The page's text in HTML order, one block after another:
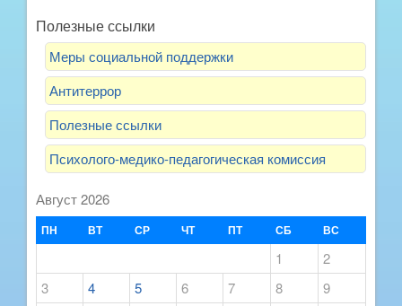
Полезные ссылки
Меры социальной поддержки
Антитеррор
Полезные ссылки
Психолого-медико-педагогическая комиссия
Август 2026
ПН ВТ СР ЧТ ПТ СБ ВС
1
2
3
4 5 6 7 8
9